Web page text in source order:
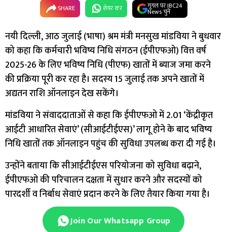
SHARE शेयर कर गूगल पर IBC24
News चुनें
नयी दिल्ली, आठ जुलाई (भाषा) श्रम मंत्री मनसुख मांडविया ने बुधवार
को कहा कि कर्मचारी भविष्य निधि संगठन (ईपीएफओ) वित्त वर्ष
2025-26 के लिए भविष्य निधि (पीएफ) खातों में ब्याज जमा करने
की प्रक्रिया पूरी कर रहा है। सदस्य 15 जुलाई तक अपने खातों में
अद्यतन राशि ऑनलाइन देख सकेंगे।
मांडविया ने संवाददाताओं से कहा कि ईपीएफओ में 2.01 ‘केंद्रीकृत
आईटी आधारित सेवाएं’ (सीआईटीईएस)’ लागू होने के बाद भविष्य
निधि खातों तक ऑनलाइन पहुंच की सुविधा उपलब्ध करा दी गई है।
उन्होंने बताया कि सीआईटीईएस परियोजना को सुविधा बढ़ाने,
ईपीएफओ की परिचालन दक्षता में सुधार करने और सदस्यों को
पारदर्शी व निर्बाध सेवाएं प्रदान करने के लिए तैयार किया गया है।
Join Our Whatsapp Group